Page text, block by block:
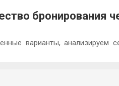
бронирования
варианты, анализируем